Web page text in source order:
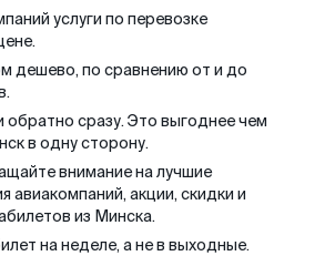
услуги по перевозке
дешево, по сравнению от и до
обратно сразу. Это выгоднее чем
в одну сторону.
внимание на лучшие
авиакомпаний, акции, скидки и
из Минска.
на неделе, а не в выходные.